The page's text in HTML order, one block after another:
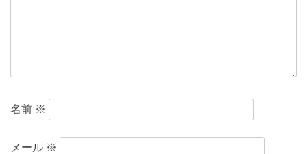
名前 ※
メール ※